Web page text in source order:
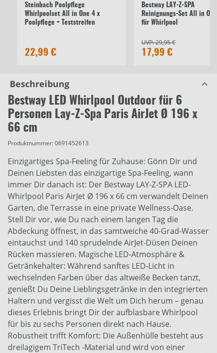
Steinbach Poolpflege
Whirlpoolset All in One 4 x
Poolpflege + Teststreifen
22,99 €
Bestway LAY-Z-SPA
Reinignungs-Set All in One
für Whirlpool
UVP:29,95 €
17,99 €
Beschreibung
Bestway LED Whirlpool Outdoor für 6
Personen Lay-Z-Spa Paris AirJet Ø 196 x
66 cm
Produktnummer:0691452613
Einzigartiges Spa-Feeling für Zuhause: Gönn Dir und
Deinen Liebsten das einzigartige Spa-Feeling, wann
immer Dir danach ist: Der Bestway LAY-Z-SPA LED-
Whirlpool Paris AirJet Ø 196 x 66 cm verwandelt Deinen
Garten, die Terrasse in eine private Wellness-Oase.
Stell Dir vor, wie Du nach einem langen Tag die
Abdeckung öffnest, in das samtweiche 40-Grad-Wasser
eintauchst und 140 sprudelnde AirJet-Düsen Deinen
Rücken massieren. Magische LED-Atmosphäre &
Getränkehalter: Während sanftes LED-Licht in
wechselnden Farben über das altweiße Becken tanzt,
genießt Du Deine Lieblingsgetränke in den integrierten
Haltern und vergisst die Welt um Dich herum – genau
dieses Erlebnis bringt Dir der aufblasbare Whirlpool
für bis zu sechs Personen direkt nach Hause.
Robustheit trifft Komfort: Die Außenhülle besteht aus
dreilagigem TriTech -Material und wird von einer